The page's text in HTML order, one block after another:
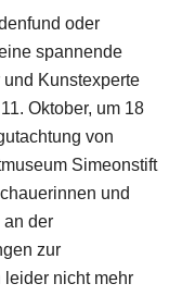
oder
spannende
Kunstexperte
Oktober, um 18
von
Simeonstift
und
an der
zur
leider nicht mehr